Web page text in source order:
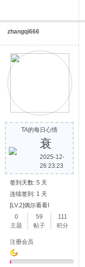
zhangqi666
TA的每日心情
衰
2025-12-
26 23:23
签到天数: 5 天
连续签到: 1 天
[LV.2]偶尔看看I
0
主题
59
帖子
111
积分
注册会员